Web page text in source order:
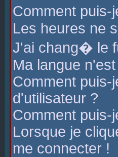
Comment
Les heures ne
J'ai chang� le
Ma langue
Comment puis-
d'utilisateur ?
Comment puis-
Lorsque je
me connecter !